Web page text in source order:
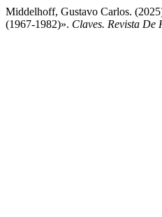
Middelhoff, Gustavo Carlos.
(1967-1982)». Claves. Revista De